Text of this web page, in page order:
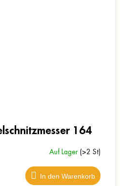
164
Auf Lager (>2 St)
In den Warenkorb